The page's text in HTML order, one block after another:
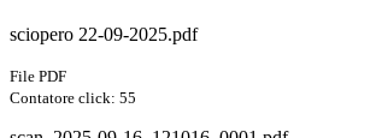
sciopero 22-09-2025.pdf
File PDF
Contatore click: 55